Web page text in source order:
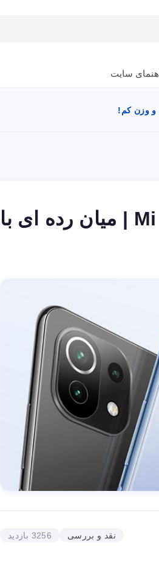
سایت
نقد و بررسی گوشی شیائومی Mi 11 Lite | میان رده ای با
نقد و بررسی 3256 بازدید